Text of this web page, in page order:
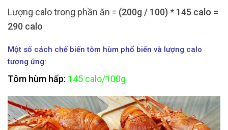
Lượng calo trong phần ăn = (200g / 100) * 145 calo =
290 calo
Một số cách chế biến tôm hùm phổ biến và lượng calo
tương ứng:
Tôm hùm hấp: 145 calo/100g